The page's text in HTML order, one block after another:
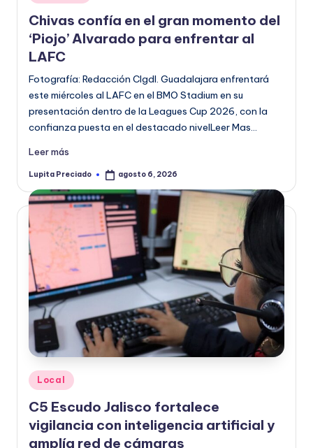
en
Chivas confía en el gran momento del
‘Piojo’ Alvarado para enfrentar al
LAFC
Fotografía: Redacción CIgdl. Guadalajara enfrentará
este miércoles al LAFC en el BMO Stadium en su
presentación dentro de la Leagues Cup 2026, con la
confianza puesta en el destacado nivelLeer Mas…
Leer más
Publicado
Lupita Preciado agosto 6, 2026
Publicado
en
Local
C5 Escudo Jalisco fortalece
vigilancia con inteligencia artificial y
amplía red de cámaras